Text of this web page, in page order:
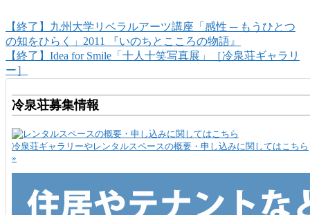
【終了】九州大学リベラルアーツ講座「感性 ─ もうひとつ
の知をひらく」2011 『いのちとこころの物語』
【終了】Idea for Smile「十人十笑写真展」［冷泉荘ギャラリ
ー］
冷泉荘募集情報
冷泉荘ギャラリーやレンタルスペースの概要・申し込みに関してはこちら
»